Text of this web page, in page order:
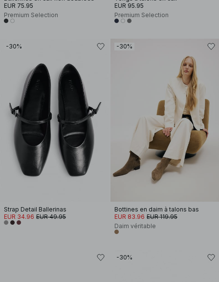
EUR 75.95
Premium Selection
EUR 95.95
Premium Selection
-30%
Strap Detail Ballerinas
EUR 34.96 EUR 49.95
-30%
Bottines en daim à talons bas
EUR 83.96 EUR 119.95
Daim véritable
-30%